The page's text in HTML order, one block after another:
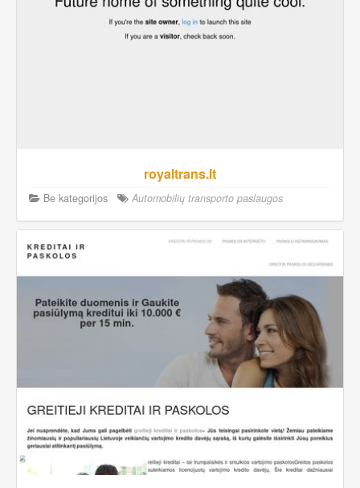
royaltrans.lt
Be kategorijos Automobilių transporto paslaugos